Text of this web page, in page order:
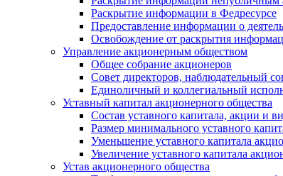
Раскрытие информации в Федресурсе
Предоставление информации о
Освобождение от раскрытия
Управление акционерным обществом
Общее собрание акционеров
Совет директоров, наблюдательный
Единоличный и коллегиальный
Уставный капитал акционерного общества
Состав уставного капитала, акции и
Размер минимального уставного
Уменьшение уставного капитала
Увеличение уставного капитала
Устав акционерного общества